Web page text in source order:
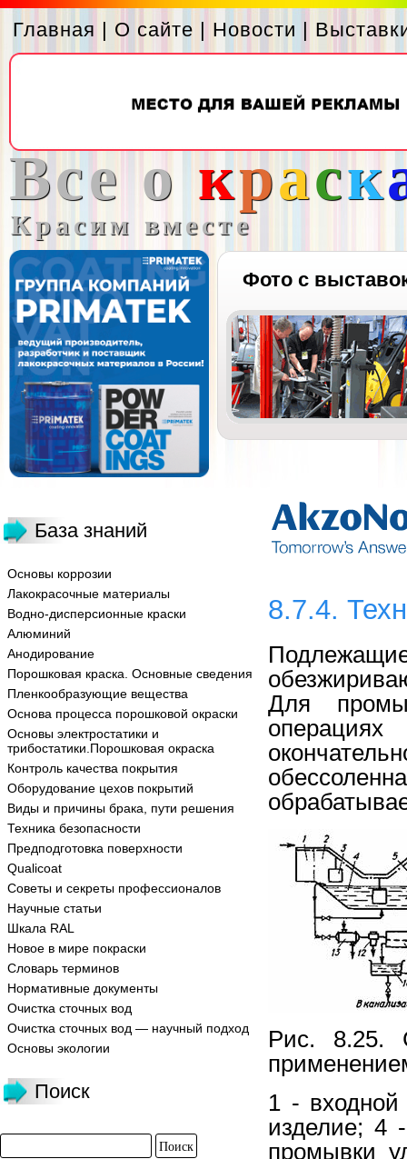
Главная | О сайте | Новости |
Все о краск
Красим вместе
Фото с
База знаний
Основы коррозии
Лакокрасочные материалы
Водно-дисперсионные краски
Алюминий
Анодирование
Порошковая краска. Основные сведения
Пленкообразующие вещества
Основа процесса порошковой окраски
Основы электростатики и
трибостатики.Порошковая окраска
Контроль качества покрытия
Оборудование цехов покрытий
Виды и причины брака, пути решения
Техника безопасности
Предподготовка поверхности
Qualicoat
Советы и секреты профессионалов
Научные статьи
Шкала RAL
Новое в мире покраски
Словарь терминов
Нормативные документы
Очистка сточных вод
Очистка сточных вод — научный подход
Основы экологии
Поиск
8.7.4.
Для
Рис. 8.25.
1 -
изделие; 4
промывки